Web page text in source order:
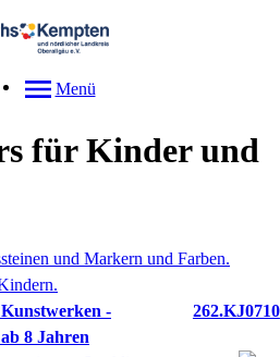
Menü
für Kinder und
-
8 Jahren
262.KJ0710